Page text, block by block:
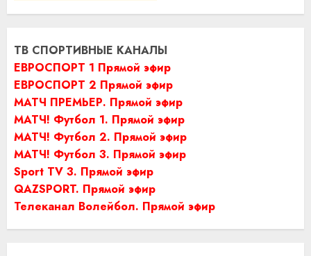
ТВ СПОРТИВНЫЕ КАНАЛЫ
ЕВРОСПОРТ 1 Прямой эфир
ЕВРОСПОРТ 2 Прямой эфир
МАТЧ ПРЕМЬЕР. Прямой эфир
МАТЧ! Футбол 1. Прямой эфир
МАТЧ! Футбол 2. Прямой эфир
МАТЧ! Футбол 3. Прямой эфир
Sport TV 3. Прямой эфир
QAZSPORT. Прямой эфир
Телеканал Волейбол. Прямой эфир